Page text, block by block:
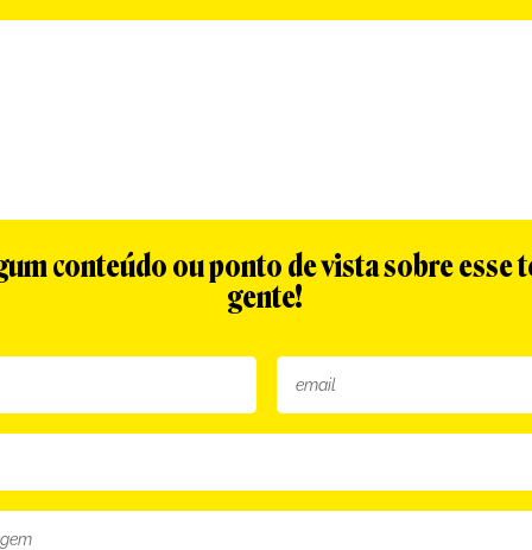
conteúdo ou ponto de vista sobre esse
gente!